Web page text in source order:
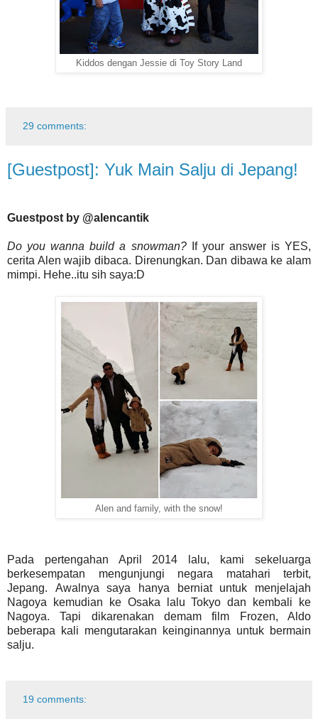
Kiddos dengan Jessie di Toy Story Land
29 comments:
[Guestpost]: Yuk Main Salju di Jepang!
Guestpost by @alencantik
Do you wanna build a snowman?If your answer is YES,
cerita Alen wajib dibaca. Direnungkan. Dan dibawa ke alam
mimpi. Hehe..itu sih saya:D
Alen and family, with the snow!
Pada pertengahan April 2014 lalu, kami sekeluarga
berkesempatan mengunjungi negara matahari terbit,
Jepang. Awalnya saya hanya berniat untuk menjelajah
Nagoya kemudian ke Osaka lalu Tokyo dan kembali ke
Nagoya. Tapi dikarenakan demam film Frozen, Aldo
beberapa kali mengutarakan keinginannya untuk bermain
salju.
19 comments: